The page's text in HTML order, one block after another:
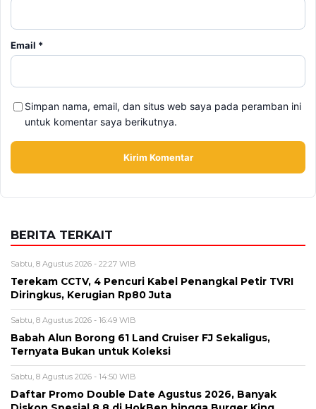
Alamat email tidak akan dipublikasikan. Kolom wajib ditandai *.
Komentar*